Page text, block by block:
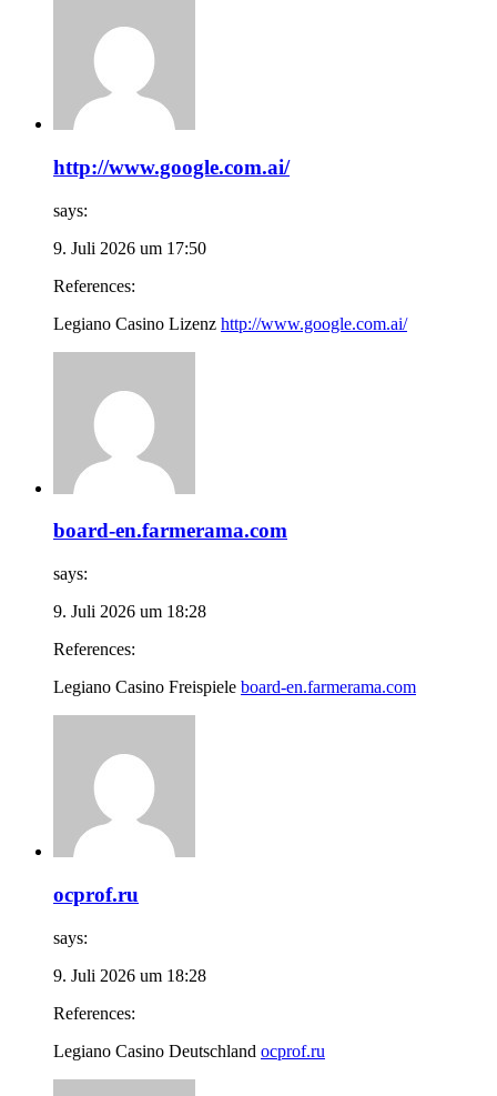
http://www.google.com.ai/
says:
9. Juli 2026 um 17:50
References:
Legiano Casino Lizenz http://www.google.com.ai/
board-en.farmerama.com
says:
9. Juli 2026 um 18:28
References:
Legiano Casino Freispiele board-en.farmerama.com
ocprof.ru
says:
9. Juli 2026 um 18:28
References:
Legiano Casino Deutschland ocprof.ru